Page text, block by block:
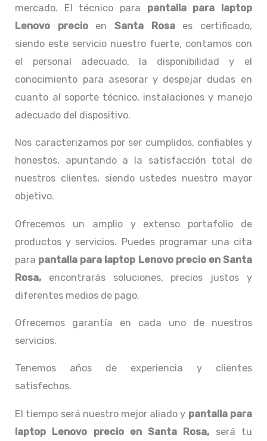
mercado. El técnico para pantalla para laptop
Lenovo precio
en Santa Rosaes certificado,
siendo este servicio nuestro fuerte, contamos con
el personal adecuado, la disponibilidad y el
conocimiento para asesorar y despejar dudas en
cuanto al soporte técnico, instalaciones y manejo
adecuado del dispositivo.
Nos caracterizamos por ser cumplidos, confiables y
honestos, apuntando a la satisfacción total de
nuestros clientes, siendo ustedes nuestro mayor
objetivo.
Ofrecemos un amplio y extenso portafolio de
productos y servicios. Puedes programar una cita
para pantalla para laptop Lenovo precioen Santa
Rosa, encontrarás soluciones, precios justos y
diferentes medios de pago.
Ofrecemos garantía en cada uno de nuestros
servicios.
Tenemos años de experiencia y clientes
satisfechos.
El tiempo será nuestro mejor aliado y pantalla para
laptop Lenovo precioen Santa Rosa, será tu